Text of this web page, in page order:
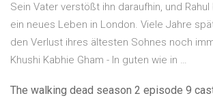
Sein Vater verstößt ihn daraufhin, und
ein neues Leben in London. Viele Jahre
den Verlust ihres ältesten Sohnes noch
Khushi Kabhie Gham - In guten wie in …
The walking dead season 2 episode 9